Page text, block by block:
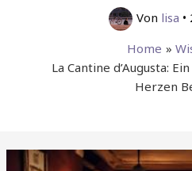
Von lisa •
Home
La Cantine d’Augusta:
Herzen